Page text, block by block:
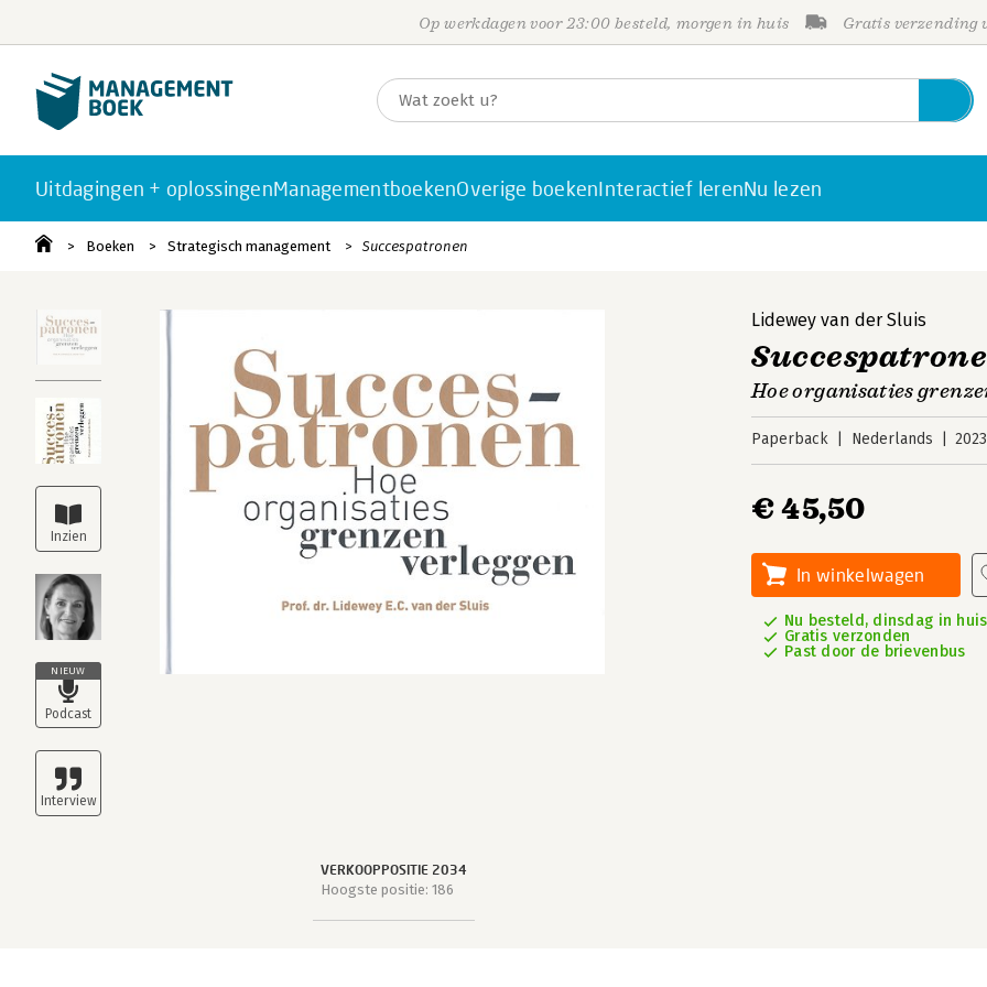
Op werkdagen voor 23:00 besteld, morgen in huis Gratis verzending
Uitdagingen + oplossingenManagementboekenOverige boekenInteractief lerenNu lezen
Boeken Strategisch management Succespatronen
NIEUW
VERKOOPPOSITIE 2034
Hoogste positie: 186
Lidewey van der Sluis
Hoe organisaties
Paperback Nederlands 2023
€ 45,50
In winkelwagen
Nu besteld, dinsdag in huis
Gratis verzonden
Past door de brievenbus